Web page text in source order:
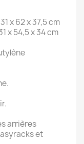
x 62 x 37,5 cm
x 54,5 x 34 cm
arrières
et